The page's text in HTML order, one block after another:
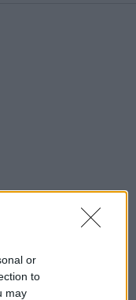
or
to
may